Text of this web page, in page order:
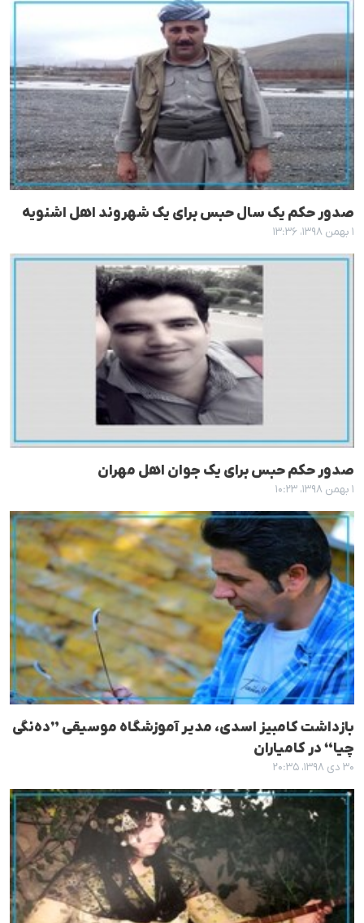
صدور حکم یک سال حبس برای یک شهروند اهل اشنویە
۱ بهمن ۱۳۹۸، ۱۳:۳۶
صدور حکم حبس برای یک جوان اهل مهران
۱ بهمن ۱۳۹۸، ۱۰:۲۳
بازداشت کامبیز اسدی، مدیر آموزشگاه موسیقی ”دەنگی
چیا“ در کامیاران
۳۰ دی ۱۳۹۸، ۲۰:۳۵